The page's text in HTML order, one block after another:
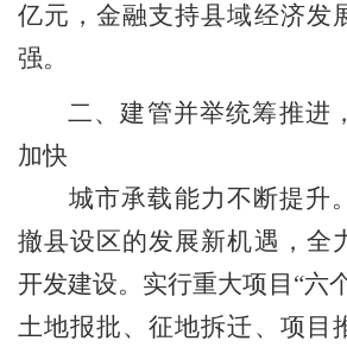
亿元，金融支持县域经济发
强。
二、建管并举统筹推进
加快
城市承载能力不断提升。
撤县设区的发展新机遇，全
开发建设。实行重大项目 “六
土地报批、征地拆迁、项目